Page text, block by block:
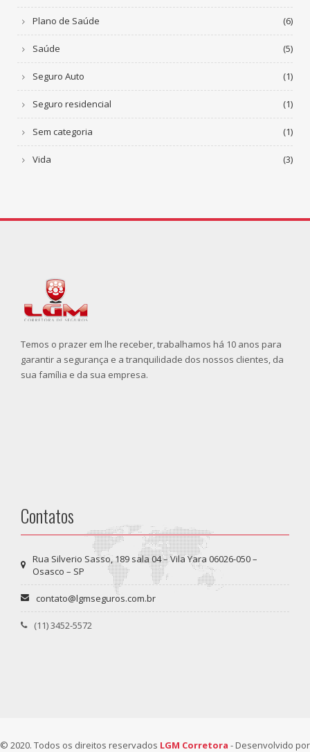
Plano de Saúde (6)
Saúde (5)
Seguro Auto (1)
Seguro residencial (1)
Sem categoria (1)
Vida (3)
Temos o prazer em lhe receber, trabalhamos há 10 anos para
garantir a segurança e a tranquilidade dos nossos clientes, da
sua família e da sua empresa.
Contatos
Rua Silverio Sasso, 189 sala 04 – Vila Yara 06026-050 –
Osasco – SP
contato@lgmseguros.com.br
(11) 3452-5572
© 2020. Todos os direitos reservados LGM Corretora - Desenvolvido por